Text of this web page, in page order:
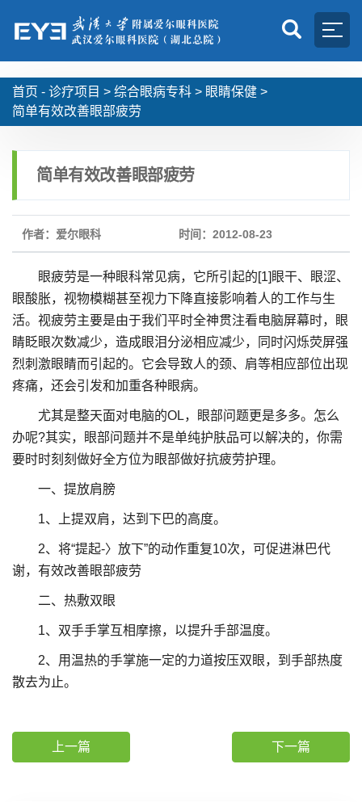
首页 - 诊疗项目 > 综合眼病专科 > 眼睛保健 >
简单有效改善眼部疲劳
简单有效改善眼部疲劳
作者：爱尔眼科 时间：2012-08-23
眼疲劳是一种眼科常见病，它所引起的[1]眼干、眼涩、
眼酸胀，视物模糊甚至视力下降直接影响着人的工作与生
活。视疲劳主要是由于我们平时全神贯注看电脑屏幕时，眼
睛眨眼次数减少，造成眼泪分泌相应减少，同时闪烁荧屏强
烈刺激眼睛而引起的。它会导致人的颈、肩等相应部位出现
疼痛，还会引发和加重各种眼病。
尤其是整天面对电脑的OL，眼部问题更是多多。怎么
办呢?其实，眼部问题并不是单纯护肤品可以解决的，你需
要时时刻刻做好全方位为眼部做好抗疲劳护理。
一、提放肩膀
1、上提双肩，达到下巴的高度。
2、将“提起-〉放下”的动作重复10次，可促进淋巴代
谢，有效改善眼部疲劳
二、热敷双眼
1、双手手掌互相摩擦，以提升手部温度。
2、用温热的手掌施一定的力道按压双眼，到手部热度
散去为止。
上一篇 下一篇